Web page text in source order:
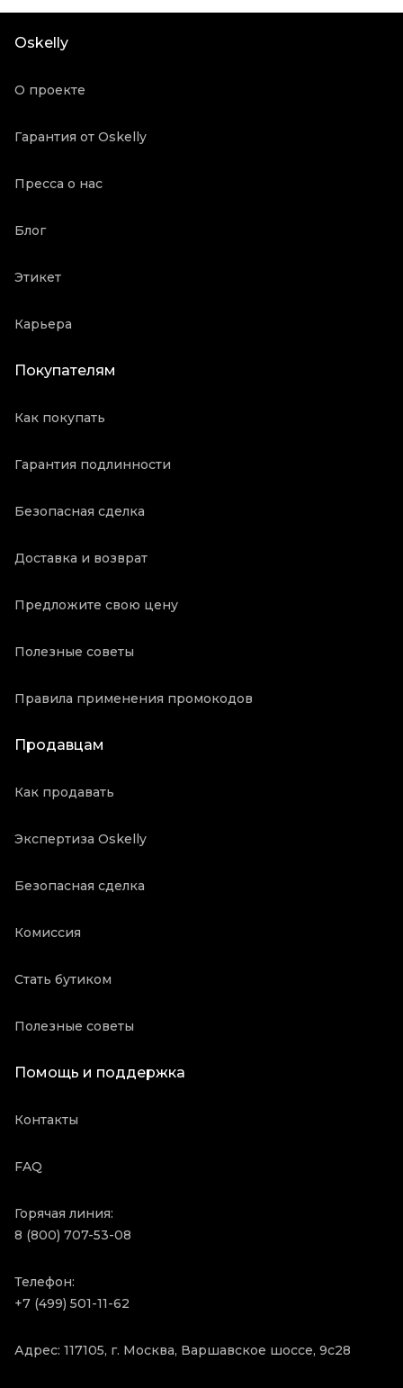
Состояние товара
Oskelly ID
Oskelly
О проекте
Гарантия от Oskelly
Пресса о нас
Блог
Этикет
Карьера
Покупателям
Как покупать
Гарантия подлинности
Безопасная сделка
Доставка и возврат
Предложите свою цену
Полезные советы
Правила применения промокодов
Продавцам
Как продавать
Экспертиза Oskelly
Безопасная сделка
Комиссия
Стать бутиком
Полезные советы
Помощь и поддержка
Контакты
FAQ
Горячая линия:
8 (800) 707-53-08
Телефон:
+7 (499) 501-11-62
Адрес: 117105, г. Москва, Варшавское шоссе, 9с28